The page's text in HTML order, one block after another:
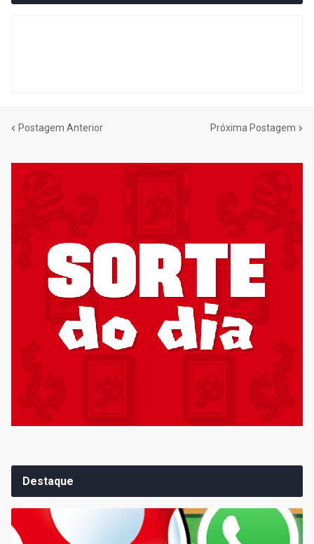
Postagem Anterior Próxima Postagem
Destaque